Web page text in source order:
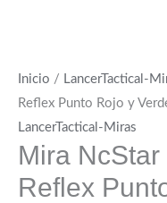
Inicio / LancerTactical-
Reflex Punto Rojo y
LancerTactical-Miras
Mira
Reflex